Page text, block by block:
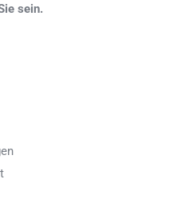
sein.